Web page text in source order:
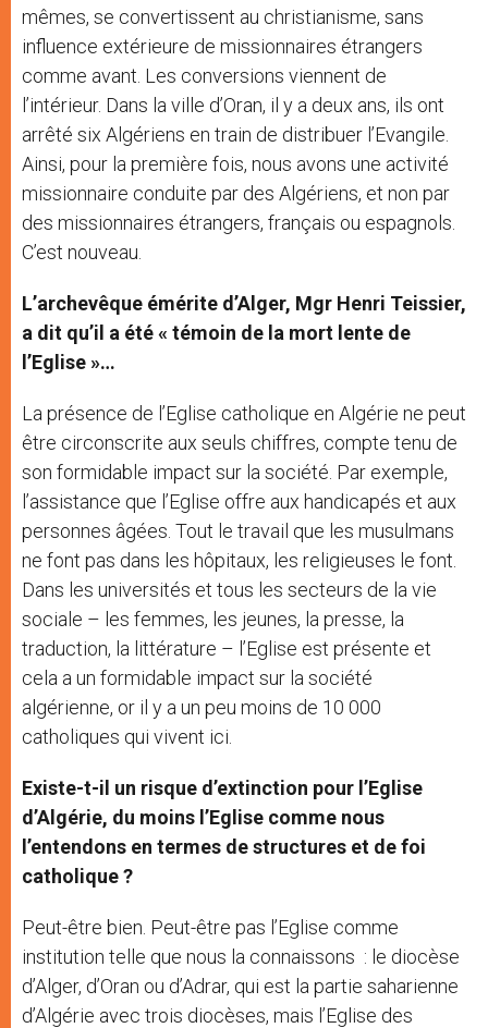
mêmes, se convertissent au christianisme, sans
influence extérieure de missionnaires étrangers
comme avant. Les conversions viennent de
l’intérieur. Dans la ville d’Oran, il y a deux ans, ils ont
arrêté six Algériens en train de distribuer l’Evangile.
Ainsi, pour la première fois, nous avons une activité
missionnaire conduite par des Algériens, et non par
des missionnaires étrangers, français ou espagnols.
C’est nouveau.
L’archevêque émérite d’Alger, Mgr Henri Teissier,
a dit qu’il a été « témoin de la mort lente de
l’Eglise »…
La présence de l’Eglise catholique en Algérie ne peut
être circonscrite aux seuls chiffres, compte tenu de
son formidable impact sur la société. Par exemple,
l’assistance que l’Eglise offre aux handicapés et aux
personnes âgées. Tout le travail que les musulmans
ne font pas dans les hôpitaux, les religieuses le font.
Dans les universités et tous les secteurs de la vie
sociale – les femmes, les jeunes, la presse, la
traduction, la littérature – l’Eglise est présente et
cela a un formidable impact sur la société
algérienne, or il y a un peu moins de 10 000
catholiques qui vivent ici.
Existe-t-il un risque d’extinction pour l’Eglise
d’Algérie, du moins l’Eglise comme nous
l’entendons en termes de structures et de foi
catholique ?
Peut-être bien. Peut-être pas l’Eglise comme
institution telle que nous la connaissons : le diocèse
d’Alger, d’Oran ou d’Adrar, qui est la partie saharienne
d’Algérie avec trois diocèses, mais l’Eglise des